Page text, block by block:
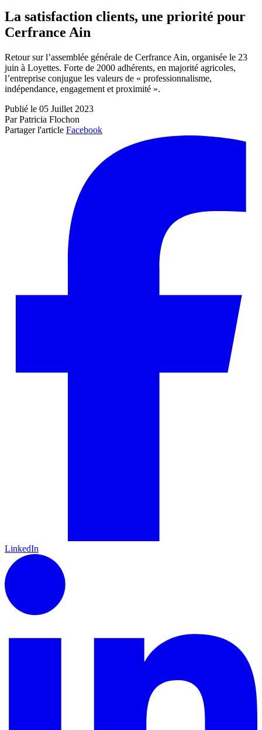
La satisfaction clients, une priorité pour
Cerfrance Ain
Retour sur l’assemblée générale de Cerfrance Ain, organisée le 23
juin à Loyettes. Forte de 2000 adhérents, en majorité agricoles,
l’entreprise conjugue les valeurs de « professionnalisme,
indépendance, engagement et proximité ».
Publié le 05 Juillet 2023
Par Patricia Flochon
Partager l'article Facebook
LinkedIn